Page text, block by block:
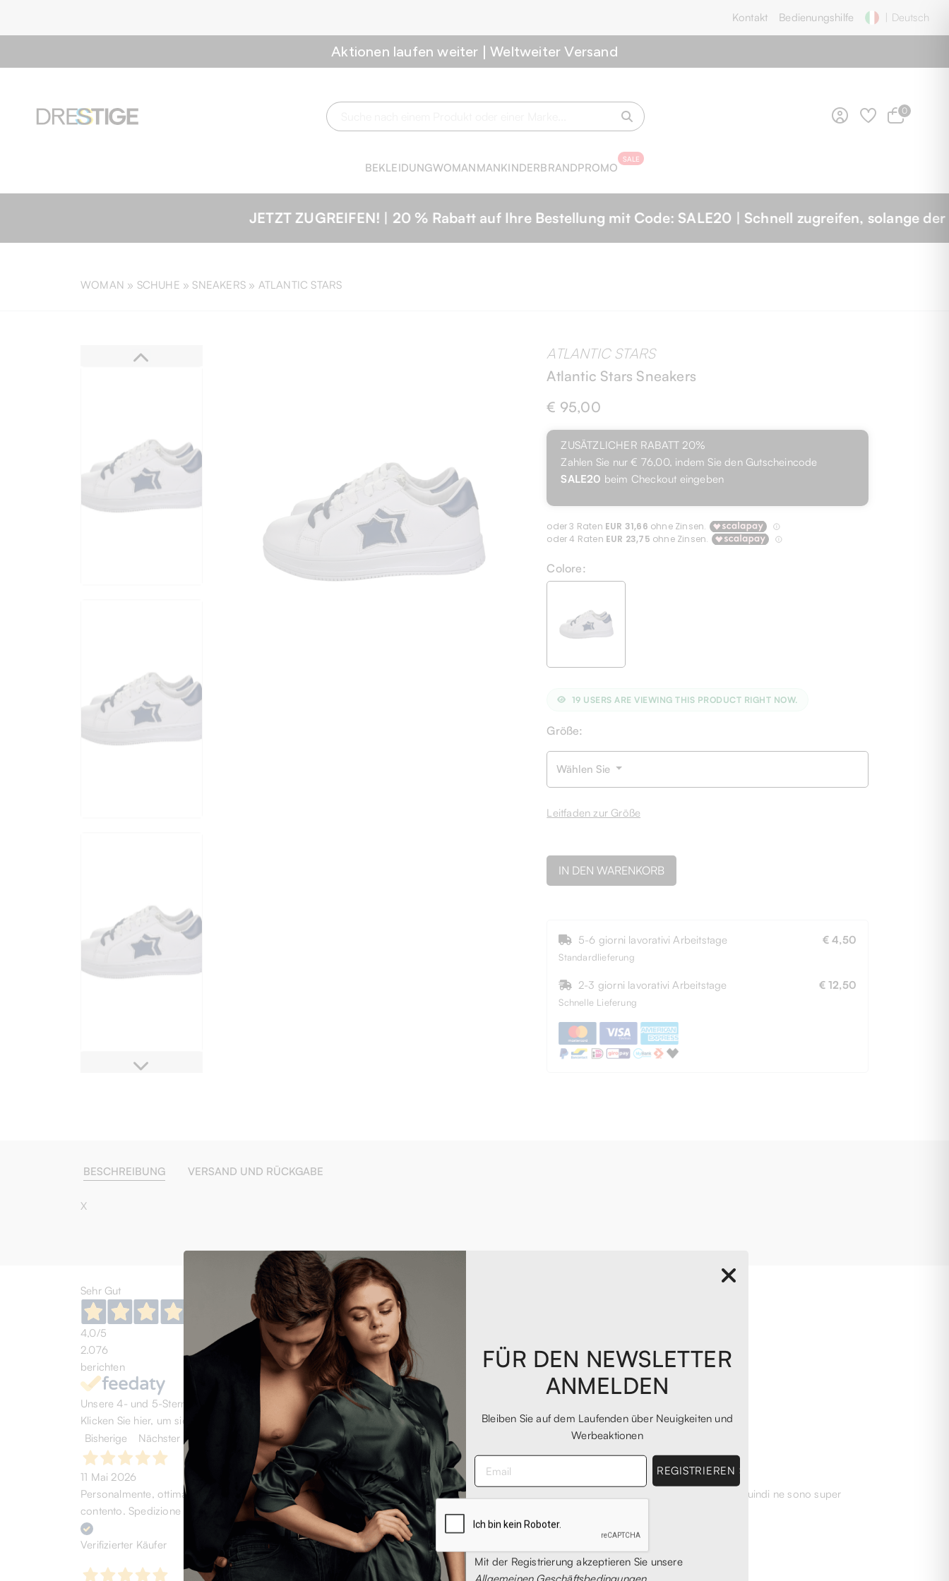
Kontakt Bedienungshilfe | Deutsch
Aktionen laufen weiter | Weltweiter Versand
0
BEKLEIDUNGWOMANMANKINDERBRANDPROMO
SALE
FÜR DEN NEWSLETTER
ANMELDEN
Bleiben Sie auf dem Laufenden über Neuigkeiten und
Werbeaktionen
Mit der Registrierung akzeptieren Sie unsere
ZUGREIFEN! | 20 % Rabatt auf Ihre Bestellung mit Code: SALE20 | Schnell zugreifen, solange der Vorrat reicht!
WOMAN » SCHUHE » SNEAKERS » ATLANTIC STARS
ATLANTIC STARS
Atlantic Stars Sneakers
€ 95,00
ZUSÄTZLICHER RABATT 20%
Zahlen Sie nur€ 76,00, indem Sie den Gutscheincode
SALE20 beim Checkout eingeben
Colore:
19 USERS ARE VIEWING THIS PRODUCT RIGHT NOW.
Größe:
Wählen Sie
Leitfaden zur Größe
IN DEN WARENKORB
5-6 giorni lavorativi Arbeitstage € 4,50
Standardlieferung
2-3 giorni lavorativi Arbeitstage € 12,50
Schnelle Lieferung
BESCHREIBUNG VERSAND UND RÜCKGABE
X
Sehr Gut
4,0/5
2.076
berichten
Unsere 4- und 5-Sterne-Bewertungen.
Klicken Sie hier, um sie alle zu lesen >
Bisherige
Nächster
11 Mai 2026
Personalmente, ottima esperienza. Acquistato scarpe da running ad un prezzaccio, oltre al fatto che si trattasse di scarpe ormai introvabili, quindi ne sono super
contento. Spedizione rapida. (chi cerca trova)
Verifizierter Käufer